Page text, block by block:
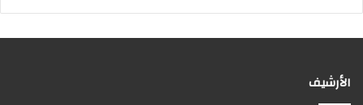
الأرشيف